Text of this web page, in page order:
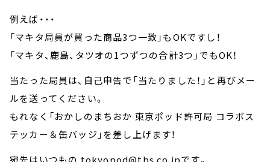
例えば・・・
「マキタ局員が買った商品3つ一致」もOKですし！
「マキタ、鹿島、タツオの1つずつの合計3つ」でもOK！
当たった局員は、自己申告で「当たりました！」と再びメー
ルを送ってください。
もれなく「おかしのまちおか 東京ポッド許可局 コラボス
テッカー＆缶バッジ」を差し上げます！
宛先はいつもの tokyopod@tbs.co.jpです。